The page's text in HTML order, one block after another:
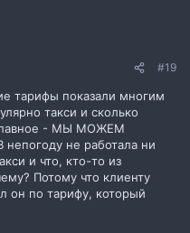
#19
тарифы показали многим
такси и сколько
главное - МЫ МОЖЕМ
не работала ни
и что, кто-то из
Потому что клиенту
он по тарифу, который